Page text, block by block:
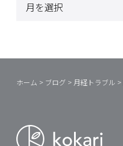
ホーム > ブログ > 月経トラブル >